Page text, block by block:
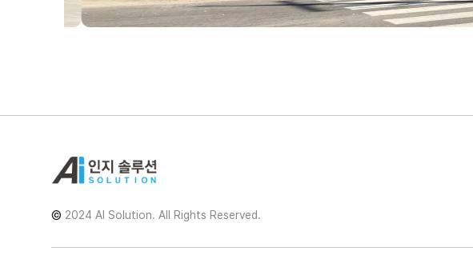
© 2024 AI Solution. All Rights Reserved.